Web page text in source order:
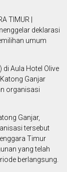
TIMUR |
deklarasi
umum
Aula Hotel Olive
Ganjar
organisasi
Ganjar,
tersebut
Timur
yang telah
berlangsung.